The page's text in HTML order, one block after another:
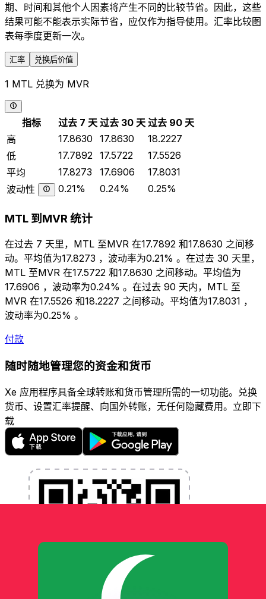
期、时间和其他个人因素将产生不同的比较节省。因此，这些
结果可能不能表示实际节省，应仅作为指导使用。汇率比较图
表每季度更新一次。
汇率 兑换后价值
1 MTL 兑换为 MVR
指标 过去 7 天 过去 30 天 过去 90 天
高
17.8630 17.8630
18.2227
低
17.7892 17.5722
17.5526
平均
17.8273 17.6906
17.8031
波动性
0.21% 0.24% 0.25%
MTL 到MVR 统计
在过去 7 天里，MTL 至MVR 在17.7892 和17.8630 之间移
动。平均值为17.8273 ，波动率为0.21% 。在过去 30 天里，
MTL 至MVR 在17.5722 和17.8630 之间移动。平均值为
17.6906 ，波动率为0.24% 。在过去 90 天内，MTL 至
MVR 在17.5526 和18.2227 之间移动。平均值为17.8031 ，
波动率为0.25% 。
付款
随时随地管理您的资金和货币
Xe 应用程序具备全球转账和货币管理所需的一切功能。兑换
货币、设置汇率提醒、向国外转账，无任何隐藏费用。立即下
载